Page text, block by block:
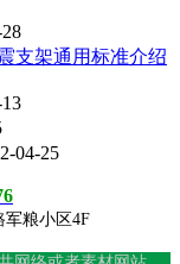
支架通用标准介绍
04-25
粮小区4F